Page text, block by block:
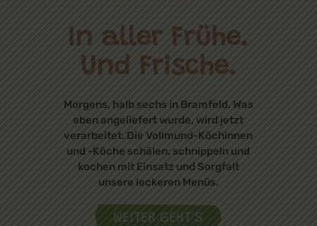
In aller Frühe.
Und Frische.
Morgens, halb sechs in Bramfeld. Was
eben angeliefert wurde, wird jetzt
verarbeitet. Die Vollmund-Köchinnen
und -Köche schälen, schnippeln und
kochen mit Einsatz und Sorgfalt
unsere leckeren Menüs.
WEITER GEHT'S